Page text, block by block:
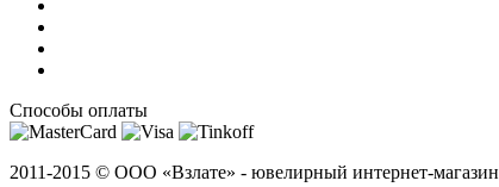
Способы оплаты
2011-2015 © ООО «Взлате» - ювелирный интернет-магазин